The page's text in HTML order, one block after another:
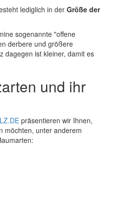
lediglich in der Größe der
sogenannte "offene
derbere und größere
dagegen ist kleiner, damit es
und ihr
präsentieren wir Ihnen,
möchten, unter anderem